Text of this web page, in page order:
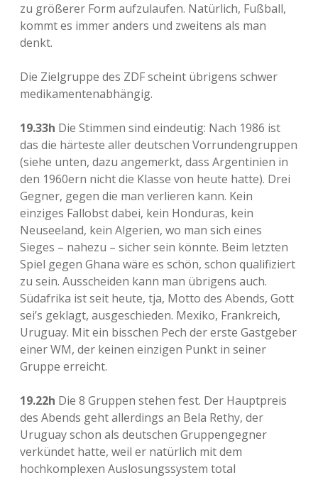
zu größerer Form aufzulaufen. Natürlich, Fußball,
kommt es immer anders und zweitens als man
denkt.
Die Zielgruppe des ZDF scheint übrigens schwer
medikamentenabhängig.
19.33h Die Stimmen sind eindeutig: Nach 1986 ist
das die härteste aller deutschen Vorrundengruppen
(siehe unten, dazu angemerkt, dass Argentinien in
den 1960ern nicht die Klasse von heute hatte). Drei
Gegner, gegen die man verlieren kann. Kein
einziges Fallobst dabei, kein Honduras, kein
Neuseeland, kein Algerien, wo man sich eines
Sieges – nahezu – sicher sein könnte. Beim letzten
Spiel gegen Ghana wäre es schön, schon qualifiziert
zu sein. Ausscheiden kann man übrigens auch.
Südafrika ist seit heute, tja, Motto des Abends, Gott
sei’s geklagt, ausgeschieden. Mexiko, Frankreich,
Uruguay. Mit ein bisschen Pech der erste Gastgeber
einer WM, der keinen einzigen Punkt in seiner
Gruppe erreicht.
19.22h Die 8 Gruppen stehen fest. Der Hauptpreis
des Abends geht allerdings an Bela Rethy, der
Uruguay schon als deutschen Gruppengegner
verkündet hatte, weil er natürlich mit dem
hochkomplexen Auslosungssystem total